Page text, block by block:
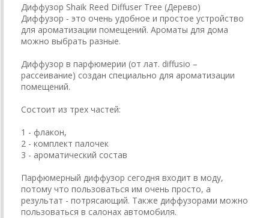
Диффузор Shaik Reed Diffuser Tree (Дерево)
Диффузор - это очень удобное и простое устройство
для ароматизации помещений. Ароматы для дома
можно выбрать разные.
Диффузор в парфюмерии (от лат. diffusio –
рассеивание) создан специально для ароматизации
помещений.
Состоит из трех частей:
1 - флакон,
2 - комплект палочек
3 - ароматический состав
Парфюмерный диффузор сегодня входит в моду,
потому что пользоваться им очень просто, а
результат - потрясающий. Также диффузорами можно
пользоваться в салонах автомобиля.